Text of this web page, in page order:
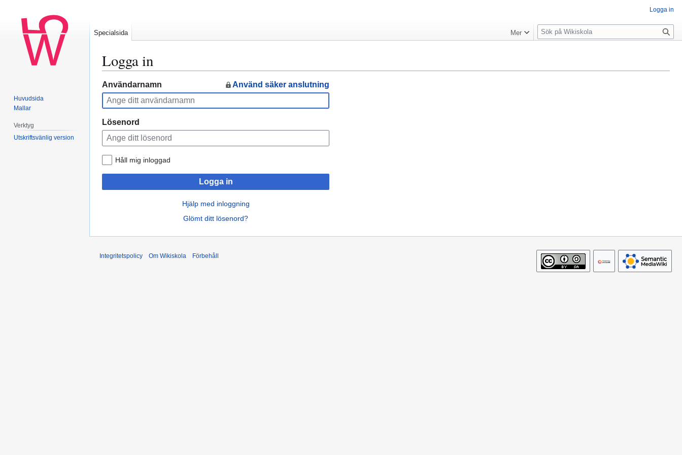
Logga in
Hoppa
till
navigering
Hoppa
till
sök
Användarnamn Använd säker anslutning
Lösenord
Håll mig inloggad
Logga in
Hjälp med inloggning
Glömt ditt lösenord?
Logga in
Specialsida Mer
S
ö
Huvudsida
Mallar
Verktyg
Utskriftsvänlig version
Integritetspolicy Om Wikiskola Förbehåll